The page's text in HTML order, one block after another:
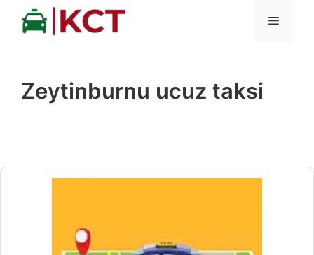
İçeriğe
MENÜ
Zeytinburnu ucuz taksi